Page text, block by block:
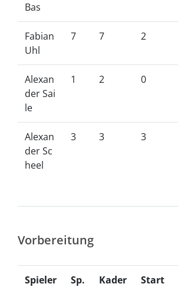
Bas
Fabian
Uhl
7 7 2
Alexan
der Sai
le
1 2 0
Alexan
der Sc
heel
3 3 3
Vorbereitung
Spieler Sp. Kader Start